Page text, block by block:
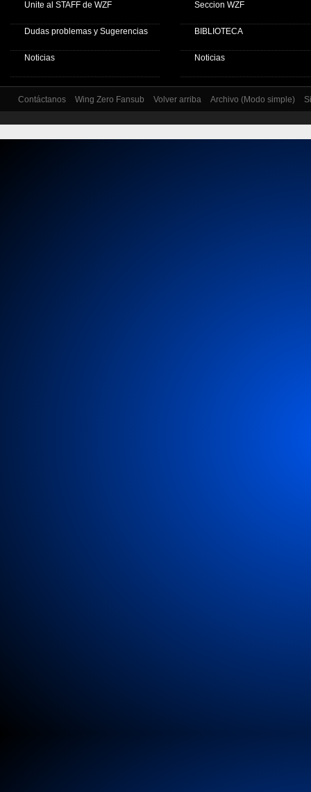
Unite al STAFF de WZF
Dudas problemas y Sugerencias
Noticias
Seccion WZF
BIBLIOTECA
Noticias
Contáctanos Wing Zero Fansub Volver arriba Archivo (Modo simple)